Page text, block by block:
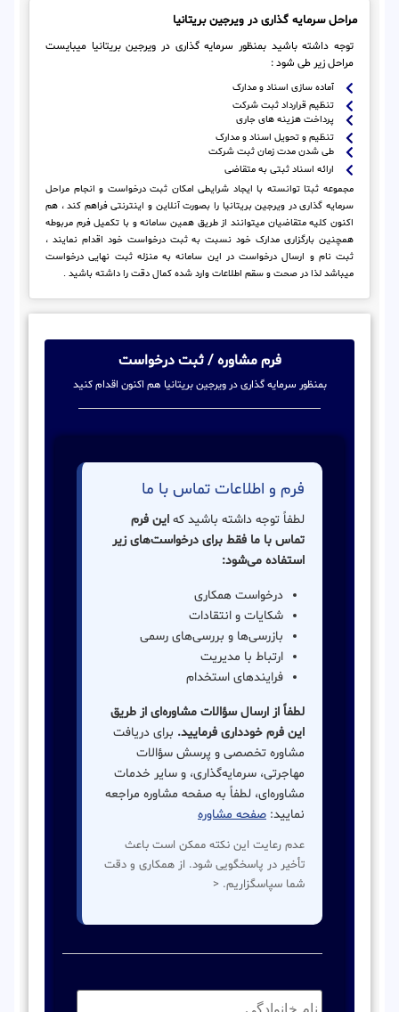
مراحل سرمایه گذاری در ویرجین بریتانیا
توجه داشته باشید بمنظور سرمایه گذاری در ویرجین بریتانیا میبایست
مراحل زیر طی شود :
آماده سازی اسناد و مدارک
تنظیم قرارداد ثبت شرکت
پرداخت هزینه های جاری
تنظیم و تحویل اسناد و مدارک
طی شدن مدت زمان ثبت شرکت
ارائه اسناد ثبتی به متقاضی
مجموعه ثبتا توانسته با ایجاد شرایطی امکان ثبت درخواست و انجام مراحل
سرمایه گذاری در ویرجین بریتانیا را بصورت آنلاین و اینترنتی فراهم کند ، هم
اکنون کلیه متقاضیان میتوانند از طریق همین سامانه و با تکمیل فرم مربوطه
همچنین بارگزاری مدارک خود نسبت به ثبت درخواست خود اقدام نمایند ،
ثبت نام و ارسال درخواست در این سامانه به منزله ثبت نهایی درخواست
میباشد لذا در صحت و سقم اطلاعات وارد شده کمال دقت را داشته باشید .
فرم مشاوره / ثبت درخواست
بمنظور سرمایه گذاری در ویرجین بریتانیا هم اکنون اقدام کنید
فرم و اطلاعات تماس با ما
لطفاً توجه داشته باشید که این فرم
تماس با ما فقط برای درخواست‌های زیر
استفاده می‌شود:
درخواست همکاری
شکایات و انتقادات
بازرسی‌ها و بررسی‌های رسمی
ارتباط با مدیریت
فرایندهای استخدام
لطفاً از ارسال سؤالات مشاوره‌ای از طریق
این فرم خودداری فرمایید. برای دریافت
مشاوره تخصصی و پرسش سؤالات
مهاجرتی، سرمایه‌گذاری، و سایر خدمات
مشاوره‌ای، لطفاً به صفحه مشاوره مراجعه
نمایید: صفحه مشاوره
عدم رعایت این نکته ممکن است باعث
تأخیر در پاسخگویی شود. از همکاری و دقت
شما سپاسگزاریم. <
نام
خانوادگی: *